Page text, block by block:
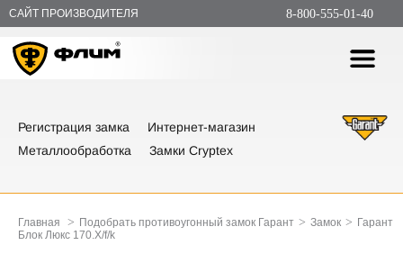
САЙТ ПРОИЗВОДИТЕЛЯ 8-800-555-01-40
Регистрация замка
Интернет-магазин
Металлообработка
Замки Cryptex
Главная > Подобрать противоугонный замок Гарант > Замок > Гарант
Блок Люкс 170.Х/f/k